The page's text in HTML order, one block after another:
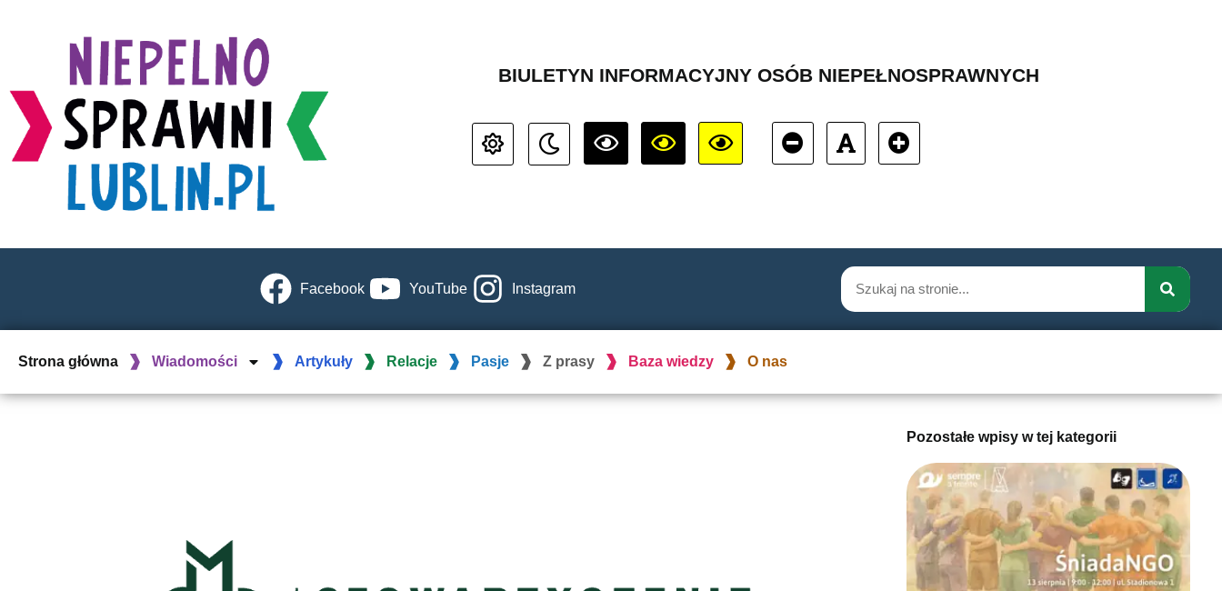
BIULETYN INFORMACYJNY OSÓB NIEPEŁNOSPRAWNYCH
Facebook YouTube Instagram
Strona główna Wiadomości Artykuły Relacje Pasje Z prasy Baza wiedzy O nas
Pozostałe wpisy w tej kategorii